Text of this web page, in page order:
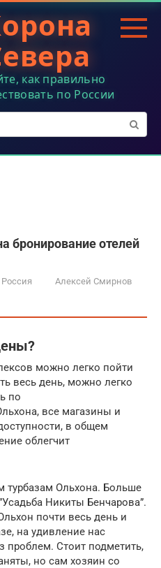
как правильно
по России
бронирование отелей
Россия Алексей Смирнов
можно легко пойти
весь день, можно легко
по
все магазины и
в общем
облегчит
турбазам Ольхона. Больше
Никиты Бенчарова”.
почти весь день и
на удивление нас
проблем. Стоит подметить,
но сам хозяин со